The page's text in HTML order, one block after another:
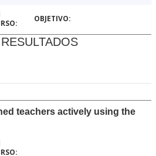
teachers actively using the